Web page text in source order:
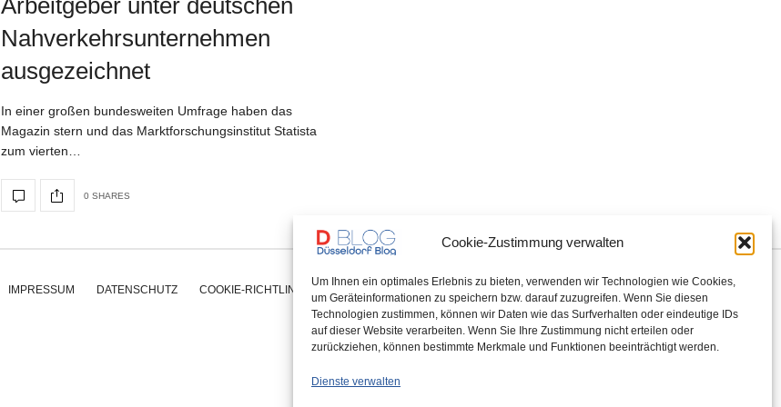
Cookie-Zustimmung verwalten
Um Ihnen ein optimales Erlebnis zu bieten, verwenden wir Technologien wie Cookies,
um Geräteinformationen zu speichern bzw. darauf zuzugreifen. Wenn Sie diesen
Technologien zustimmen, können wir Daten wie das Surfverhalten oder eindeutige IDs
auf dieser Website verarbeiten. Wenn Sie Ihre Zustimmung nicht erteilen oder
zurückziehen, können bestimmte Merkmale und Funktionen beeinträchtigt werden.
Dienste verwalten
Arbeitgeber unter deutschen
Nahverkehrsunternehmen
ausgezeichnet
In einer großen bundesweiten Umfrage haben das
Magazin stern und das Marktforschungsinstitut Statista
zum vierten…
0 SHARES
IMPRESSUM DATENSCHUTZ COOKIE-RICHTLINIE (EU)